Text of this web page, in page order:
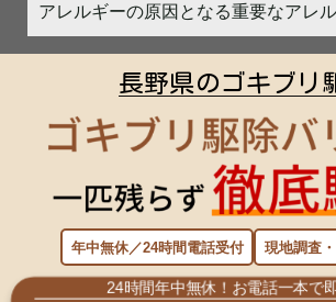
アレルギーの原因となる重要なアレル
長野県のゴキブリ
年中無休／24時間電話受付 現地調査
24時間年中無休！お電話一本で